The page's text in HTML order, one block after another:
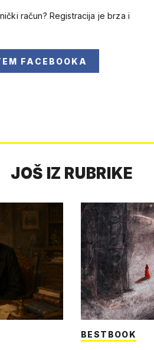
račun? Registracija je brza i
FACEBOOKA
JOŠ IZ RUBRIKE
BESTBOOK